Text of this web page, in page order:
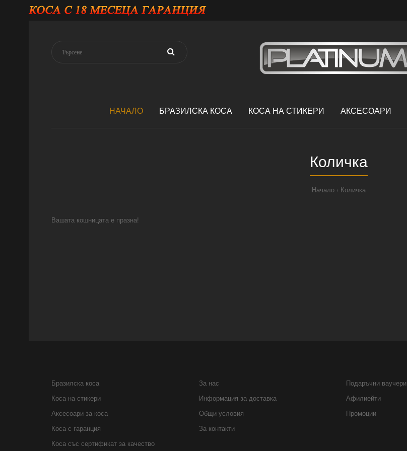
НАЧАЛО БРАЗИЛСКА КОСА КОСА НА СТИКЕРИ АКСЕСОАРИ
Количка
Начало Количка
Вашата кошницата е празна!
Бразилска коса
Коса на стикери
Аксесоари за коса
Коса с гаранция
Коса със сертификат за качество
За нас
Информация за доставка
Общи условия
За контакти
Подаръчни ваучери
Афилиейти
Промоции